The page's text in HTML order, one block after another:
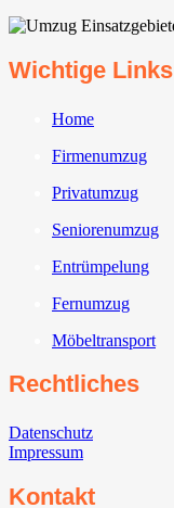
Wichtige Links
Home
Firmenumzug
Privatumzug
Seniorenumzug
Entrümpelung
Fernumzug
Möbeltransport
Rechtliches
Datenschutz
Impressum
Kontakt